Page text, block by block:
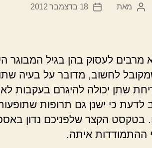
המחבר
מאת
תאריך
18 בדצמבר 2012
לעסוק בהן בגיל המבוגר
לחשוב, מדובר על בעיה
שתן יכולה להיגרם בעקבות
לדעת כי ישנן גם תרופות
בטקסט הקצר שלפניכם נדון
ההתמודדות איתה.